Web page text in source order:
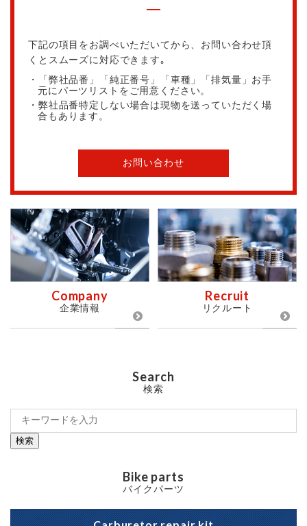
下記の項目をお調べいただいてから、お問い合わせ頂
くとスムーズに対応できます｡
・「弊社品番」「純正番号」「車種」「排気量」お手
元にパーツリストをご用意ください。
・弊社品番特定しない場合は現物を送っていただく場
合もあります。
お問い合わせ
Company
企業情報
Recruit
リクルート
Search
検索
検索
Bike parts
バイクパーツ